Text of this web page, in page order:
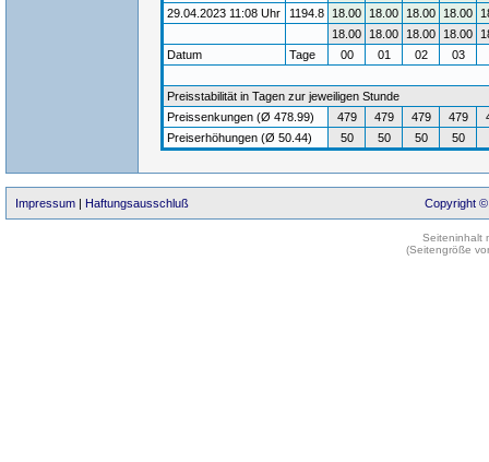
29.04.2023 11:08 Uhr
1194.8 18.00 18.00 18.00 18.00
18.00
18.00 18.00 18.00
Datum
Tage 00 01 02 03
Preisstabilität in Tagen zur jeweiligen Stunde
Preissenkungen (Ø 478.99)
479 479 479 479
Preiserhöhungen (Ø 50.44)
50 50 50 50
Impressum | Haftungsausschluß Copyright ©
Seiteninhalt
(Seitengröße